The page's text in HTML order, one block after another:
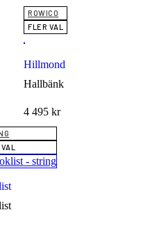
ROWICO
FLER VAL
Hillmond
Hallbänk
4 495 kr